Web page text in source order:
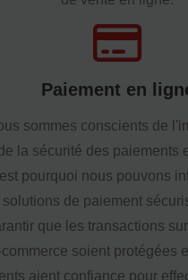
Paiement en
sommes conscients de
la sécurité des paiements
pourquoi nous pouvons
solutions de paiement
que les transactions
commerce soient protégées
aient confiance pour